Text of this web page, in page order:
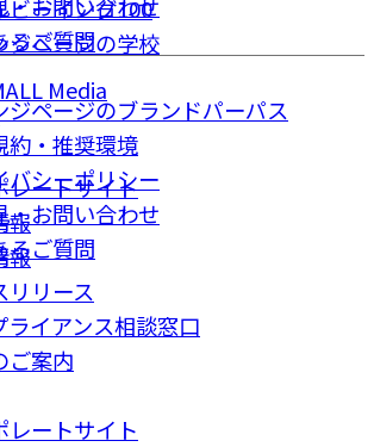
ビーイング100
ジページの学校
Media
るご質問
ジページのブランドパーパス
約・推奨環境
バシーポリシー
・お問い合わせ
るご質問
レートサイト
報
報
リリース
ライアンス相談窓⼝
ご案内
レートサイト